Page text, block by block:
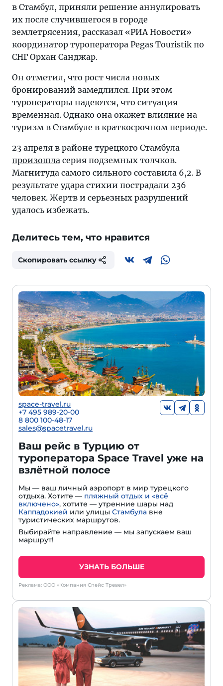
в Стамбул, приняли решение аннулировать
их после случившегося в городе
землетрясения, рассказал «РИА Новости»
координатор туроператора Pegas Touristik по
СНГ Орхан Санджар.
Он отметил, что рост числа новых
бронирований замедлился. При этом
туроператоры надеются, что ситуация
временная. Однако она окажет влияние на
туризм в Стамбуле в краткосрочном периоде.
23 апреля в районе турецкого Стамбула
произошла серия подземных толчков.
Магнитуда самого сильного составила 6,2. В
результате удара стихии пострадали 236
человек. Жертв и серьезных разрушений
удалось избежать.
Делитесь тем, что нравится
Скопировать ссылку
space-travel.ru
+7 495 989-20-00
8 800 100-48-17
sales@spacetravel.ru
Ваш рейс в Турцию от
туроператора Space Travel уже на
взлётной полосе
Мы — ваш личный аэропорт в мир турецкого
отдыха. Хотите — пляжный отдых и «всё
включено», хотите — утренние шары над
Каппадокией или улицы Стамбула вне
туристических маршрутов.
Выбирайте направление — мы запускаем ваш
маршрут!
УЗНАТЬ БОЛЬШЕ
Реклама: ООО «Компания Спейс Тревел»